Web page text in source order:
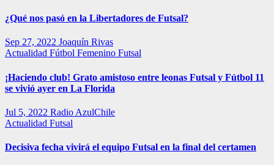
¿Qué nos pasó en la Libertadores de Futsal?
Sep 27, 2022 Joaquín Rivas
Actualidad Fútbol Femenino Futsal
¡Haciendo club! Grato amistoso entre leonas Futsal y Fútbol 11
se vivió ayer en La Florida
Jul 5, 2022 Radio AzulChile
Actualidad Futsal
Decisiva fecha vivirá el equipo Futsal en la final del certamen